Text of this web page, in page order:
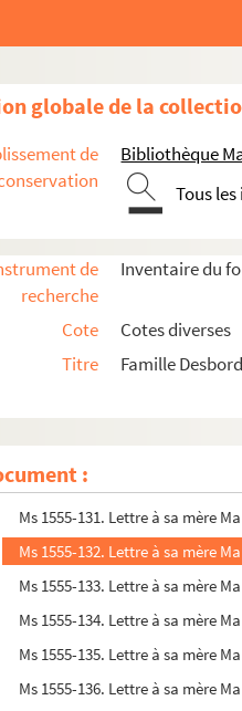
globale de la
de
Bibliothèque
Tous
de
recherche
Inventaire du
Cote
Cotes diverses
Titre
Famille
:
Ms 1555-119. Lettre à sa mère
Ms 1555-121. Lettre à sa mère
Ms 1555-122. Lettre à sa mère
Ms 1555-124. Lettre à sa mère
Ms 1555-130. Lettre à sa mère
Ms 1555-131. Lettre à sa mère
Ms 1555-132. Lettre à sa mère
Ms 1555-133. Lettre à sa mère
Ms 1555-134. Lettre à sa mère
Ms 1555-135. Lettre à sa mère
Ms 1555-136. Lettre à sa mère